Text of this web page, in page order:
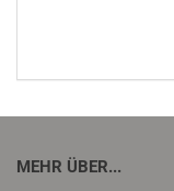
MEHR ÜBER...